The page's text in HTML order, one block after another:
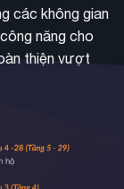
các không gian
năng cho
thiện vượt